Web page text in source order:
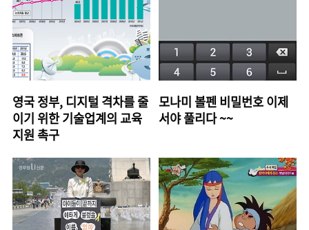
영국 정부, 디지털 격차를 줄
이기 위한 기술업계의 교육
지원 촉구
모나미 볼펜 비밀번호 이제
서야 풀리다 ~~